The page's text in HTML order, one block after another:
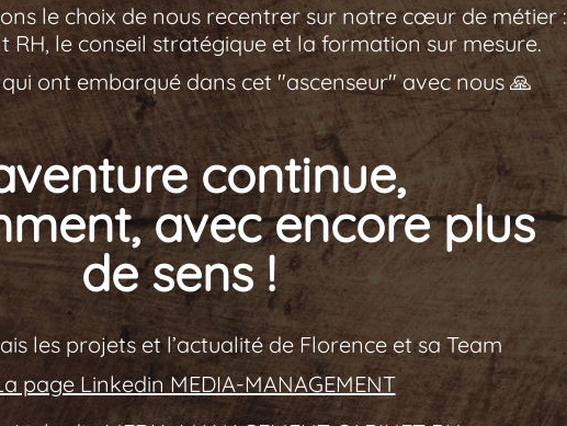
le choix de nous recentrer sur notre cœur de métier :
RH, le conseil stratégique et la formation sur mesure.
ont embarqué dans cet "ascenseur" avec nous 🙏
continue,
avec encore plus
de sens !
les projets et l’actualité de Florence et sa Team
page Linkedin MEDIA-MANAGEMENT